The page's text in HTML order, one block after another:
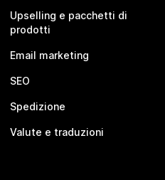
Upselling e pacchetti di
prodotti
Email marketing
SEO
Spedizione
Valute e traduzioni